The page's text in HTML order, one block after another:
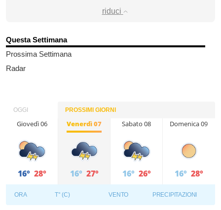
riduci
Questa Settimana
Prossima Settimana
Radar
OGGI PROSSIMI GIORNI
Giovedì 06
16° 28°
Venerdì 07
16° 27°
Sabato 08
16° 26°
Domenica 09
16° 28°
ORA T° (C) VENTO PRECIPITAZIONI